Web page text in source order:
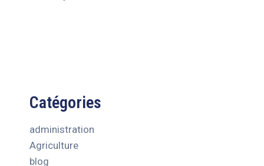
Catégories
administration
Agriculture
blog